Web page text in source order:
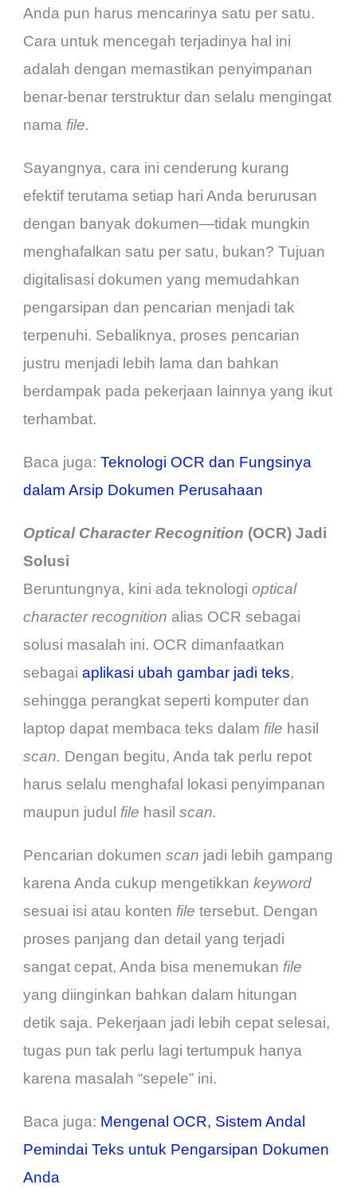
Anda pun harus mencarinya satu per satu.
Cara untuk mencegah terjadinya hal ini
adalah dengan memastikan penyimpanan
benar-benar terstruktur dan selalu mengingat
nama file.
Sayangnya, cara ini cenderung kurang
efektif terutama setiap hari Anda berurusan
dengan banyak dokumen—tidak mungkin
menghafalkan satu per satu, bukan? Tujuan
digitalisasi dokumen yang memudahkan
pengarsipan dan pencarian menjadi tak
terpenuhi. Sebaliknya, proses pencarian
justru menjadi lebih lama dan bahkan
berdampak pada pekerjaan lainnya yang ikut
terhambat.
Baca juga:Teknologi OCR dan Fungsinya
dalam Arsip Dokumen Perusahaan
Optical Character Recognition (OCR) Jadi
Solusi
Beruntungnya, kini ada teknologioptical
character recognition alias OCR sebagai
solusi masalah ini. OCR dimanfaatkan
sebagaiaplikasi ubah gambar jadi teks,
sehingga perangkat seperti komputer dan
laptop dapat membaca teks dalam file hasil
scan. Dengan begitu, Anda tak perlu repot
harus selalu menghafal lokasi penyimpanan
maupun judul file hasilscan.
Pencarian dokumenscan jadi lebih gampang
karena Anda cukup mengetikkankeyword
sesuai isi atau konten filetersebut. Dengan
proses panjang dan detail yang terjadi
sangat cepat, Anda bisa menemukan file
yang diinginkan bahkan dalam hitungan
detik saja. Pekerjaan jadi lebih cepat selesai,
tugas pun tak perlu lagi tertumpuk hanya
karena masalah “sepele” ini.
Baca juga: Mengenal OCR, Sistem Andal
Pemindai Teks untuk Pengarsipan Dokumen
Anda